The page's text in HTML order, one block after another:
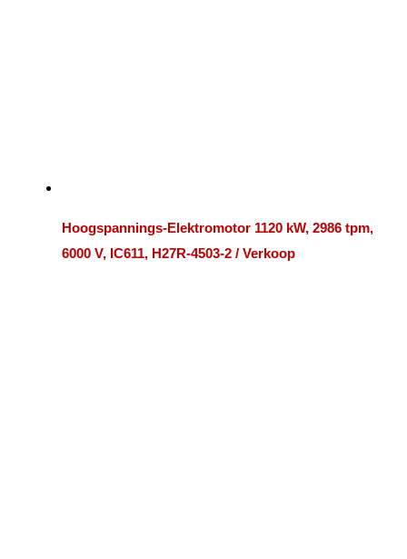
Hoogspannings-Elektromotor 1120 kW, 2986 tpm,
6000 V, IC611, H27R-4503-2 / Verkoop